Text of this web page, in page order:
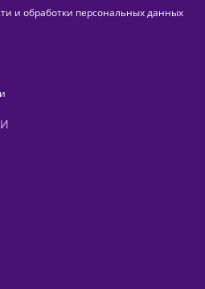
и обработки персональных данных